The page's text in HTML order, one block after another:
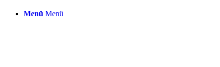
Menü Menü